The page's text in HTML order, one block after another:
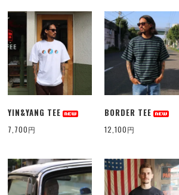
YIN&YANG TEE
7,700円
BORDER TEE
12,100円